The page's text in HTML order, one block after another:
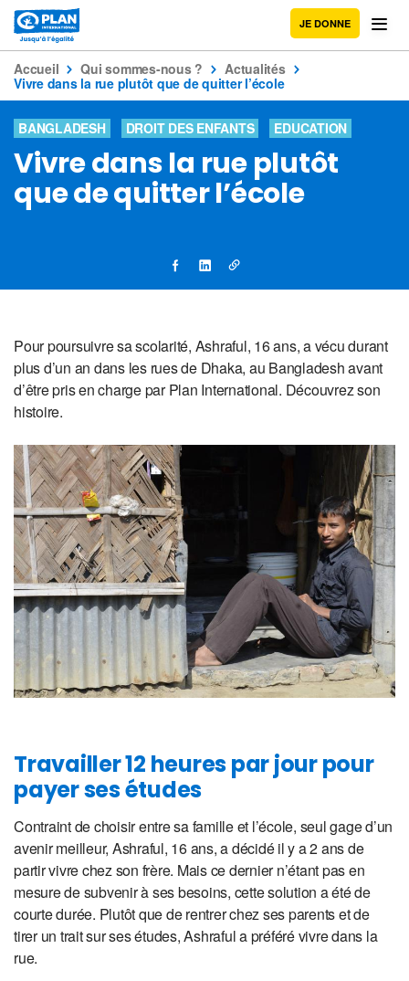
JE DONNE
Accueil Qui sommes-nous ?
Actualités
Vivre dans la rue plutôt que de quitter l’école
BANGLADESH DROIT DES ENFANTS EDUCATION
Vivre dans la rue plutôt
que de quitter l’école
Pour poursuivre sa scolarité, Ashraful, 16 ans, a vécu durant
plus d’un an dans les rues de Dhaka, au Bangladesh avant
d’être pris en charge par Plan International. Découvrez son
histoire.
Travailler 12 heures par jour pour
payer ses études
Contraint de choisir entre sa famille et l’école, seul gage d’un
avenir meilleur, Ashraful, 16 ans, a décidé il y a 2 ans de
partir vivre chez son frère. Mais ce dernier n’étant pas en
mesure de subvenir à ses besoins, cette solution a été de
courte durée. Plutôt que de rentrer chez ses parents et de
tirer un trait sur ses études, Ashraful a préféré vivre dans la
rue.